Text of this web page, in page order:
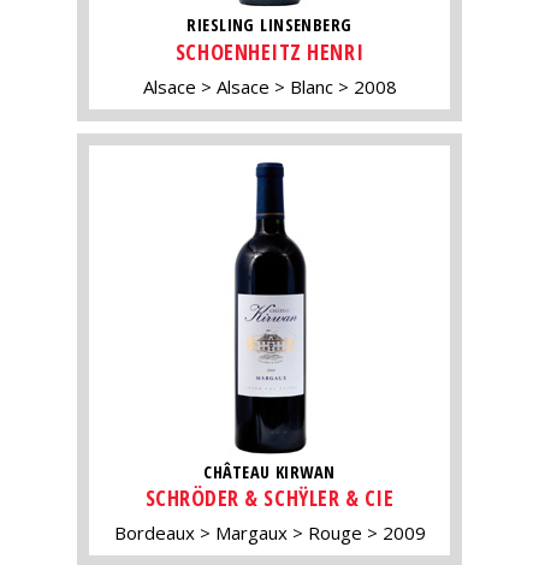
RIESLING LINSENBERG
SCHOENHEITZ HENRI
Alsace Alsace Blanc 2008
CHÂTEAU KIRWAN
SCHRÖDER & SCHŸLER & CIE
Bordeaux Margaux Rouge 2009